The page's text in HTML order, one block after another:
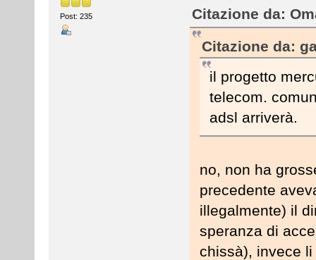
Post: 235
Citazione da:
Citazione da:
il progetto
telecom.
adsl arriverà.
no, non ha
precedente
illegalmente) il
speranza di
chissà), invece